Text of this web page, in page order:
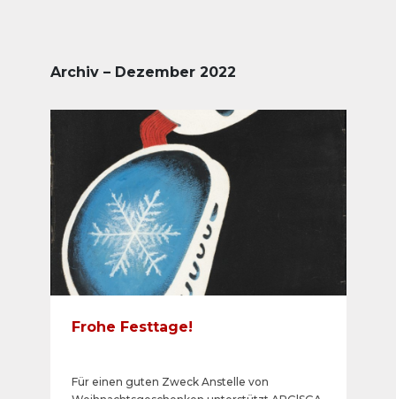
Archiv – Dezember 2022
Frohe Festtage!
Für einen guten Zweck Anstelle von